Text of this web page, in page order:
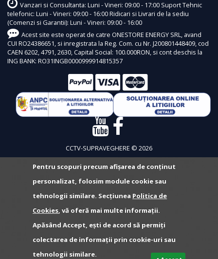
Vanzari si Consultanta: Luni - Vineri: 09:00 - 17:00 Suport Tehnic
telefonic: Luni - Vineri: 09:00 - 16:00 Ridicari si Livrari de la sediu
(Comenzi si Garantii): Luni - Vineri: 09:00 - 16:00
Acest site este operat de catre ONESTORE ENERGY SRL, avand
CUI RO24386651, si inregistrata la Reg. Com. cu Nr. J200801448409, cod
CAEN 6202, 4791, 2630, Capital Social: 100.000RON, si cont deschis la
ING BANK: RO31INGB0000999914815357
CCTV-SUPRAVEGHERE © 2026
Pentru scopuri precum afișarea de conținut
personalizat, folosim module cookie sau
tehnologii similare. Secțiunea Politica de
Cookies, vă oferă mai multe informații.
Apăsând Accept, ești de acord să permiți
colectarea de informații prin cookie-uri sau
tehnologii similare.